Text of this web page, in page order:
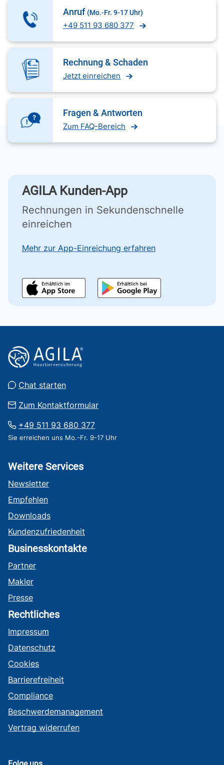
Anruf (Mo.-Fr. 9-17 Uhr)
+49 511 93 680 377
Rechnung & Schaden
Jetzt einreichen
Fragen & Antworten
Zum FAQ-Bereich
AGILA Kunden-App
Rechnungen in Sekundenschnelle
einreichen
Mehr zur App-Einreichung erfahren